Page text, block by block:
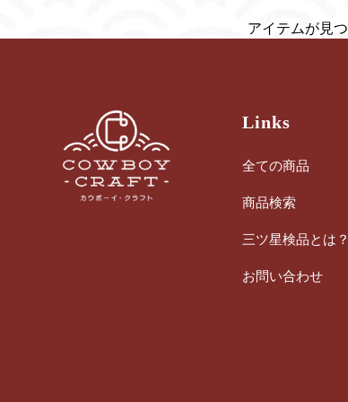
アイテムが見
Links
全ての商品
商品検索
三ツ星検品とは？
お問い合わせ